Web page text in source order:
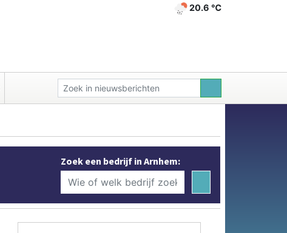
20.6 ℃
Zoek een bedrijf in Arnhem: